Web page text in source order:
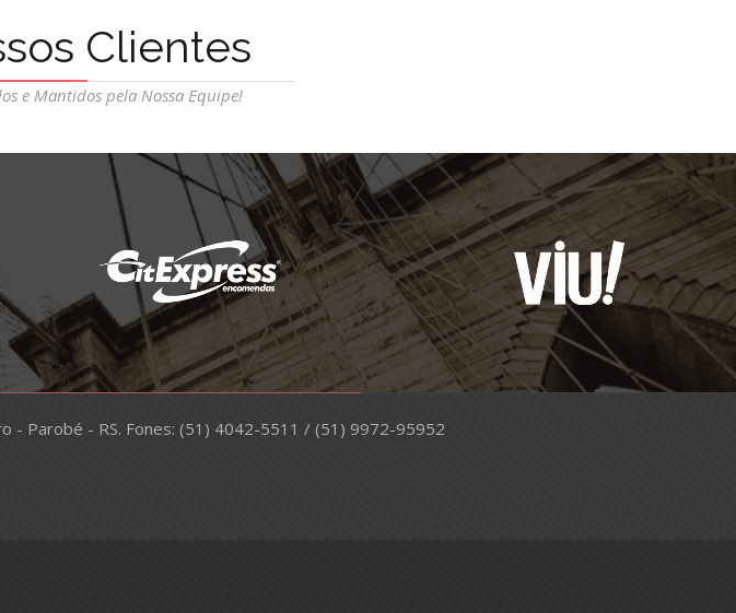
Clientes
e Mantidos pela Nossa Equipe!
- Parobé - RS. Fones: (51) 4042-5511 / (51) 9972-95952